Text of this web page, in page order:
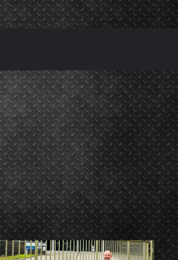
et
Céline